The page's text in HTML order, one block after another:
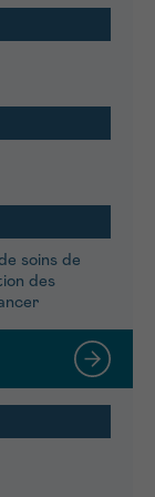
soins de
des